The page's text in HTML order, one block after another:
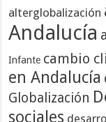
alterglobalización
Andalucía
Infante cambio
en Andalucía
Globalización
sociales